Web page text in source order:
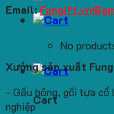
No
Cart
Email:
Xưởng sản xuất
- Gấu bông, gối tựa cổ
nghiệp